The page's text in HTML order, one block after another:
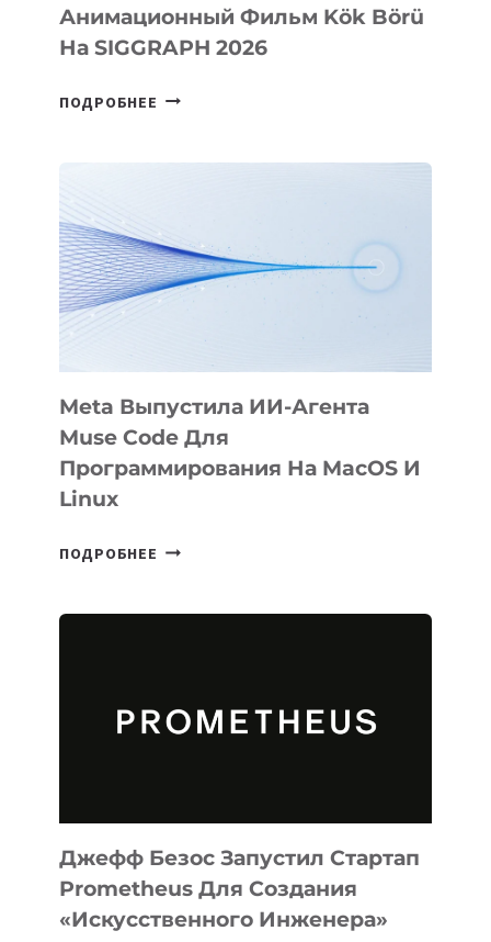
Анимационный Фильм Kök Börü
На SIGGRAPH 2026
ПОДРОБНЕЕ HIGGSFIELD
НА
SIGGRAPH
Meta Выпустила ИИ-Агента
Muse Code Для
Программирования На MacOS И
Linux
ПОДРОБНЕЕ META
ДЛЯ
ПРОГРАММИРОВАНИЯ
И
LINUX
Джефф Безос Запустил Стартап
Prometheus Для Создания
«искусственного Инженера»